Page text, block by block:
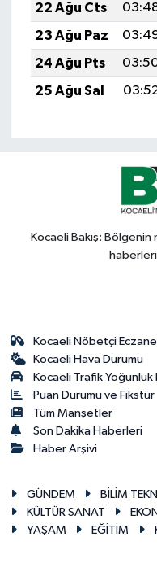
22 Ağu Cts
23 Ağu Paz
24 Ağu Pts
25 Ağu Sal
Kocaeli Bakış: Bölgenin
Kocaeli Nöbetçi
Kocaeli Hava Durumu
Kocaeli Trafik Yoğunluk
Puan Durumu ve Fikstür
Tüm Manşetler
Son Dakika Haberleri
Haber Arşivi
GÜNDEM BİLİM
KÜLTÜR SANAT
YAŞAM
EĞİTİM